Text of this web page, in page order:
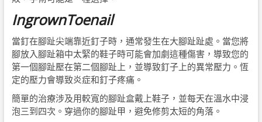
IngrownToenail
當釘在腳趾尖端靠近釘子時，通常發生在大腳趾趾處。當您將
腳放入腳趾箱中太緊的鞋子時可能會加劇這種傷害，導致您的
第一個腳趾壓在第二個腳趾上，並導致釘子上的異常壓力。恆
定的壓力會導致炎症和釘子疼痛。
簡單的治療涉及用較寬的腳趾盒戴上鞋子，並每天在溫水中浸
泡三到四次。穿過你的腳趾甲，避免修剪太短的角落。